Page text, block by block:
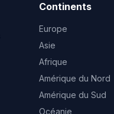
Continents
Europe
Asie
Afrique
Amérique du Nord
Amérique du Sud
Océanie